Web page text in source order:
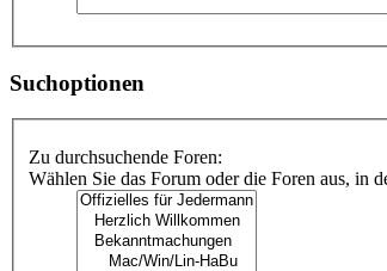
Suchoptionen
Zu durchsuchende Foren:
Wählen Sie das Forum oder die Foren aus, in